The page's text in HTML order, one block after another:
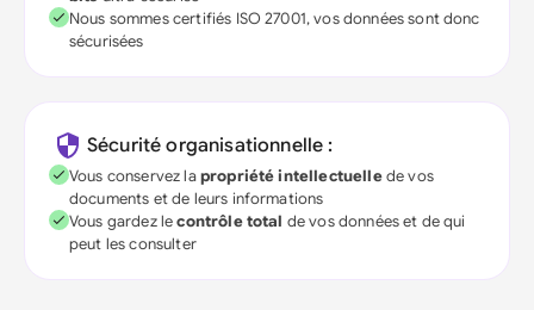
Nous sommes certifiés ISO 27001, vos données sont donc
sécurisées
Sécurité organisationnelle :
Vous conservez lapropriété intellectuellede vos
documents et de leurs informations
Vous gardez lecontrôle total de vos données et de qui
peut les consulter